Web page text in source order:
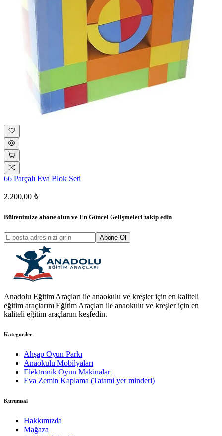
66 Parçalı Eva Blok Seti
2.200,00 ₺
Bültenimize abone olun ve En Güncel Gelişmeleri takip edin
Abone Ol
Anadolu Eğitim Araçları ile anaokulu ve kreşler için en kaliteli
eğitim araçlarını Eğitim Araçları ile anaokulu ve kreşler için en
kaliteli eğitim araçlarını keşfedin.
Kategoriler
Ahşap Oyun Parkı
Anaokulu Mobilyaları
Elektronik Oyun Makinaları
Eva Zemin Kaplama (Tatami yer minderi)
Kurumsal
Hakkımızda
Mağaza